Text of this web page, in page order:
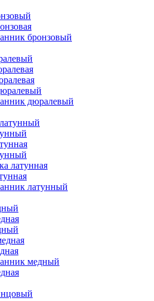
бронзовый
дюралевый
латунная
латунный
медный